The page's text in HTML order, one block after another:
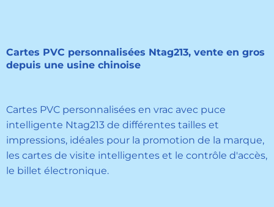
Cartes PVC personnalisées Ntag213, vente en gros
depuis une usine chinoise
Cartes PVC personnalisées en vrac avec puce
intelligente Ntag213 de différentes tailles et
impressions, idéales pour la promotion de la marque,
les cartes de visite intelligentes et le contrôle d'accès,
le billet électronique.